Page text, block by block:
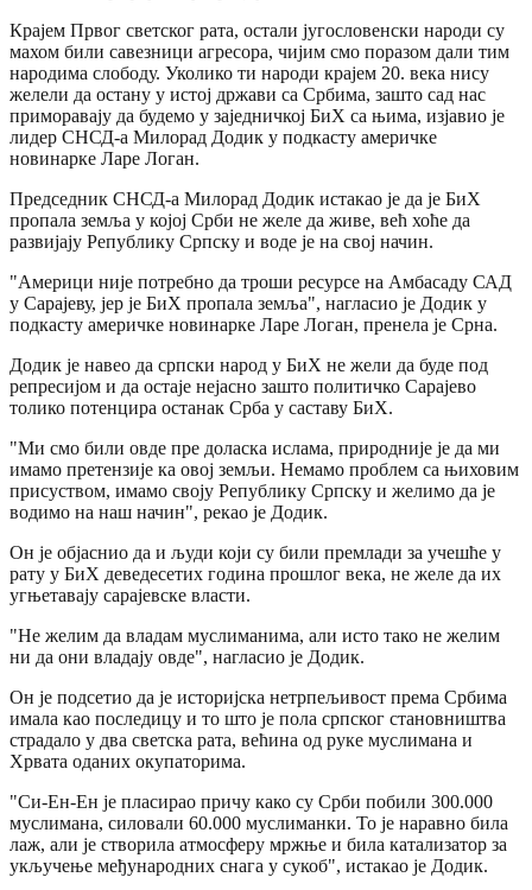
Крајем Првог светског рата, остали југословенски народи су
махом били савезници агресора, чијим смо поразом дали тим
народима слободу. Уколико ти народи крајем 20. века нису
желели да остану у истој држави са Србима, зашто сад нас
приморавају да будемо у заједничкој БиХ са њима, изјавио је
лидер СНСД-а Милорад Додик у подкасту америчке
новинарке Ларе Логан.
Председник СНСД-а Милорад Додик истакао је да је БиХ
пропала земља у којој Срби не желе да живе, већ хоће да
развијају Републику Српску и воде је на свој начин.
"Америци није потребно да троши ресурсе на Амбасаду САД
у Сарајеву, јер је БиХ пропала земља", нагласио је Додик у
подкасту америчке новинарке Ларе Логан, пренела је Срна.
Додик је навео да српски народ у БиХ не жели да буде под
репресијом и да остаје нејасно зашто политичко Сарајево
толико потенцира останак Срба у саставу БиХ.
"Ми смо били овде пре доласка ислама, природније је да ми
имамо претензије ка овој земљи. Немамо проблем са њиховим
присуством, имамо своју Републику Српску и желимо да је
водимо на наш начин", рекао је Додик.
Он је објаснио да и људи који су били премлади за учешће у
рату у БиХ деведесетих година прошлог века, не желе да их
угњетавају сарајевске власти.
"Не желим да владам муслиманима, али исто тако не желим
ни да они владају овде", нагласио је Додик.
Он је подсетио да је историјска нетрпељивост према Србима
имала као последицу и то што је пола српског становништва
страдало у два светска рата, већина од руке муслимана и
Хрвата оданих окупаторима.
"Си-Ен-Ен је пласирао причу како су Срби побили 300.000
муслимана, силовали 60.000 муслиманки. То је наравно била
лаж, али је створила атмосферу мржње и била катализатор за
укључење међународних снага у сукоб", истакао је Додик.